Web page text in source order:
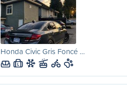
Honda Civic Gris Foncé …
L